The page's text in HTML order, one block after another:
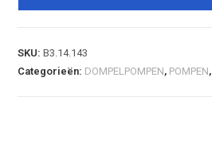
SKU:B3.14.143
Categorieën: DOMPELPOMPEN, POMPEN